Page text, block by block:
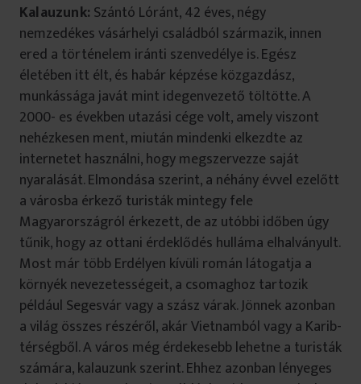
Kalauzunk: Szántó Lóránt, 42 éves, négy
nemzedékes vásárhelyi családból származik, innen
ered a történelem iránti szenvedélye is. Egész
életében itt élt, és habár képzése közgazdász,
munkássága javát mint idegenvezető töltötte. A
2000- es években utazási cége volt, amely viszont
nehézkesen ment, miután mindenki elkezdte az
internetet használni, hogy megszervezze saját
nyaralását. Elmondása szerint, a néhány évvel ezelőtt
a városba érkező turisták mintegy fele
Magyarországról érkezett, de az utóbbi időben úgy
tűnik, hogy az ottani érdeklődés hulláma elhalványult.
Most már több Erdélyen kívüli román látogatja a
környék nevezetességeit, a csomaghoz tartozik
például Segesvár vagy a szász várak. Jönnek azonban
a világ összes részéről, akár Vietnamból vagy a Karib-
térségből. A város még érdekesebb lehetne a turisták
számára, kalauzunk szerint. Ehhez azonban lényeges